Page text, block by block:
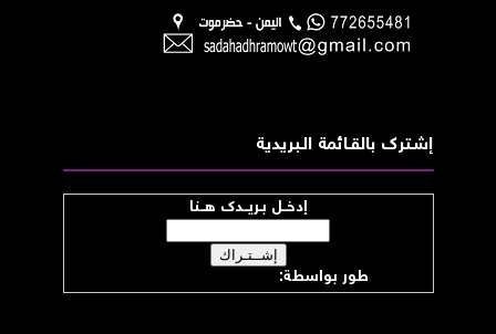
إشــترك بالقـــائمة الــبريدية
إدخــل بـريــدك هــنا
طور بواسطة:موقع صدى حضرموت